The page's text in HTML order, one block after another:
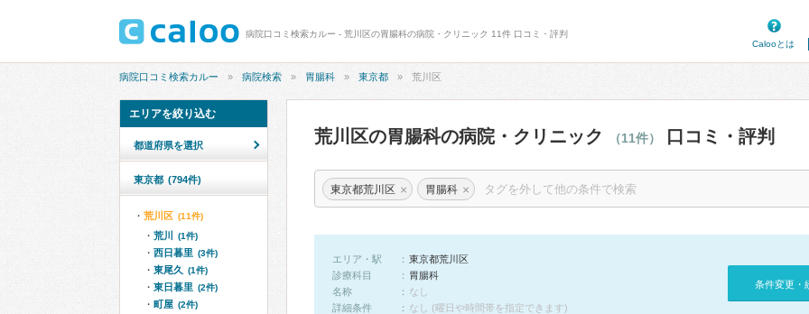
病院口コミ検索カルー - 荒川区の胃腸科の病院・クリニック 11件 口コミ・評判
Calooとは
病院口コミ検索カルー 病院検索 胃腸科 東京都 荒川区
荒川区の胃腸科の病院・クリニック （11件） 口コミ・評判
東京都荒川区 × 胃腸科 ×
エリア・駅
東京都荒川区
診療科目
胃腸科
名称
なし
詳細条件
なし (曜日や時間帯を指定できます)
条件変更・
エリアを絞り込む
都道府県を選択
東京都 (794件)
荒川区 (11件)
荒川 (1件)
西日暮里 (3件)
東尾久 (1件)
東日暮里 (2件)
町屋 (2件)